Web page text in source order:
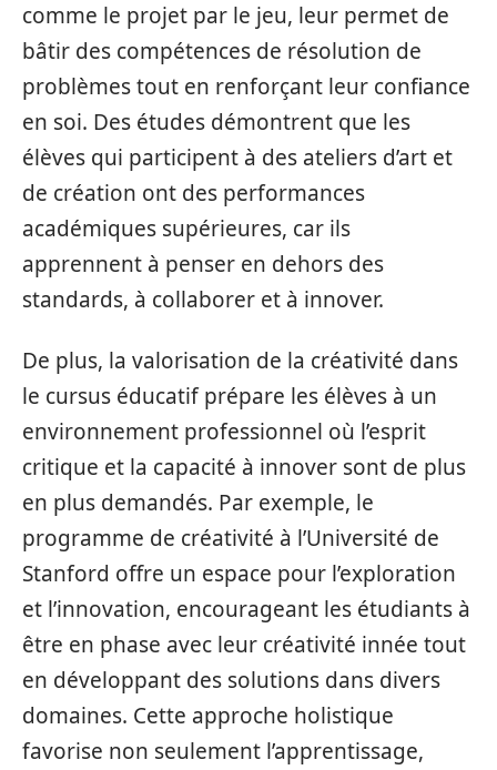
comme le projet par le jeu, leur permet de
bâtir des compétences de résolution de
problèmes tout en renforçant leur confiance
en soi. Des études démontrent que les
élèves qui participent à des ateliers d’art et
de création ont des performances
académiques supérieures, car ils
apprennent à penser en dehors des
standards, à collaborer et à innover.
De plus, la valorisation de la créativité dans
le cursus éducatif prépare les élèves à un
environnement professionnel où l’esprit
critique et la capacité à innover sont de plus
en plus demandés. Par exemple, le
programme de créativité à l’Université de
Stanford offre un espace pour l’exploration
et l’innovation, encourageant les étudiants à
être en phase avec leur créativité innée tout
en développant des solutions dans divers
domaines. Cette approche holistique
favorise non seulement l’apprentissage,